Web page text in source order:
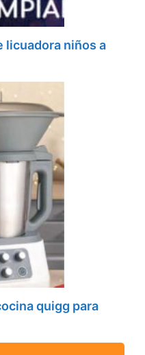
licuadora niños a
quigg para